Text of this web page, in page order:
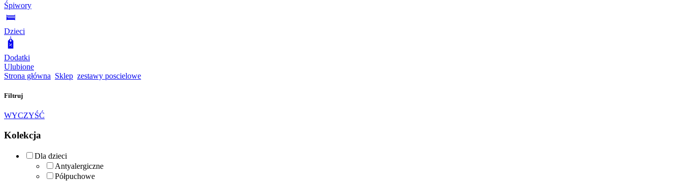
Śpiwory
Dzieci
Dodatki
Ulubione
Strona główna Sklep zestawy poscielowe
Filtruj
WYCZYŚĆ
Kolekcja
Dla dzieci
Antyalergiczne
Półpuchowe